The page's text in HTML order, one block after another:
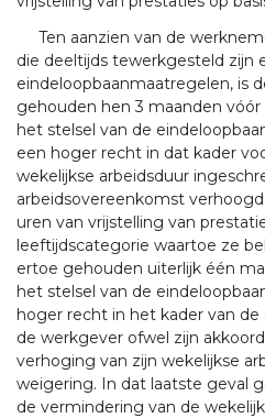
Ten aanzien van de
die deeltijds tewerkgesteld zijn
eindeloopbaanmaatregelen, is
gehouden hen 3 maanden
het stelsel van de
een hoger recht in dat kader
wekelijkse arbeidsduur
arbeidsovereenkomst
uren van vrijstelling van
leeftijdscategorie waartoe ze
ertoe gehouden uiterlijk één
het stelsel van de
hoger recht in het kader van
de werkgever ofwel zijn
verhoging van zijn wekelijkse
weigering. In dat laatste geval
de vermindering van de